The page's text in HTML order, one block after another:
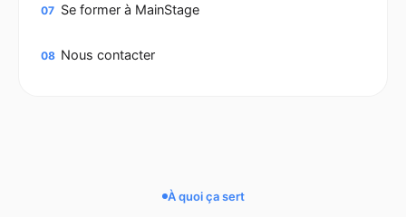
07 Se former à MainStage
08 Nous contacter
À quoi ça sert